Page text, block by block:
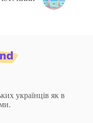
українців як в